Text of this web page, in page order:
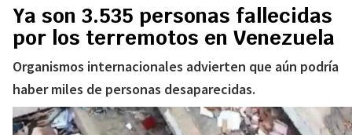
Ya son 3.535 personas fallecidas
por los terremotos en Venezuela
Organismos internacionales advierten que aún podría
haber miles de personas desaparecidas.